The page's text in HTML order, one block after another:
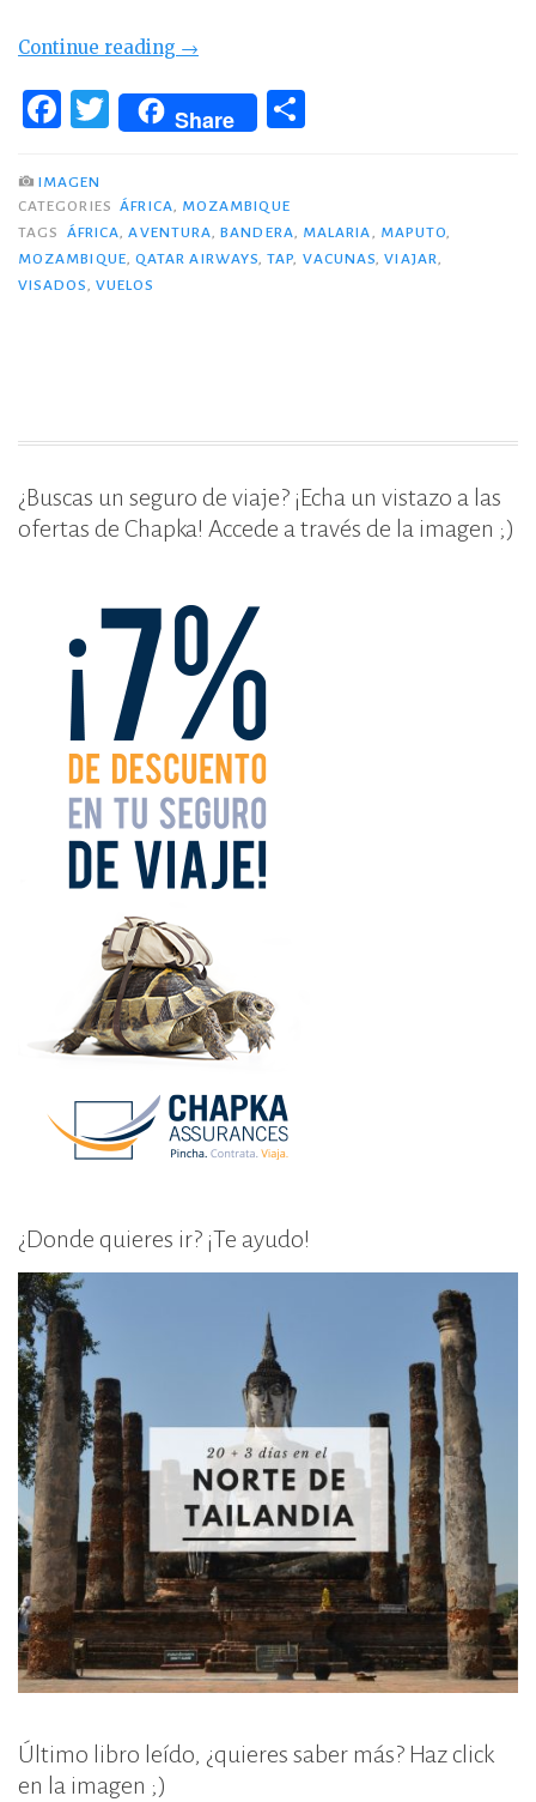
Continue reading «Preparando
próxima
→
F
c
e
b
o
T
w
it
te
r
Share
p
ar
IMAGEN
CATEGORIES ÁFRICA, MOZAMBIQUE
TAGS
ÁFRICA,AVENTURA,BANDERA, MALARIA, MAPUTO,
MOZAMBIQUE, QATAR AIRWAYS,TAP, VACUNAS,VIAJAR,
VISADOS, VUELOS
¿Buscas un seguro de viaje? ¡Echa un vistazo a las
ofertas de Chapka! Accede a través de la imagen ;)
¿Donde quieres ir? ¡Te ayudo!
Último libro leído, ¿quieres saber más? Haz click
en la imagen ;)